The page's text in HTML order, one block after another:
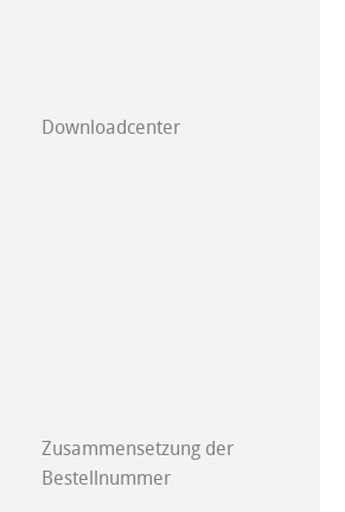
Downloadcenter
Zusammensetzung der
Bestellnummer